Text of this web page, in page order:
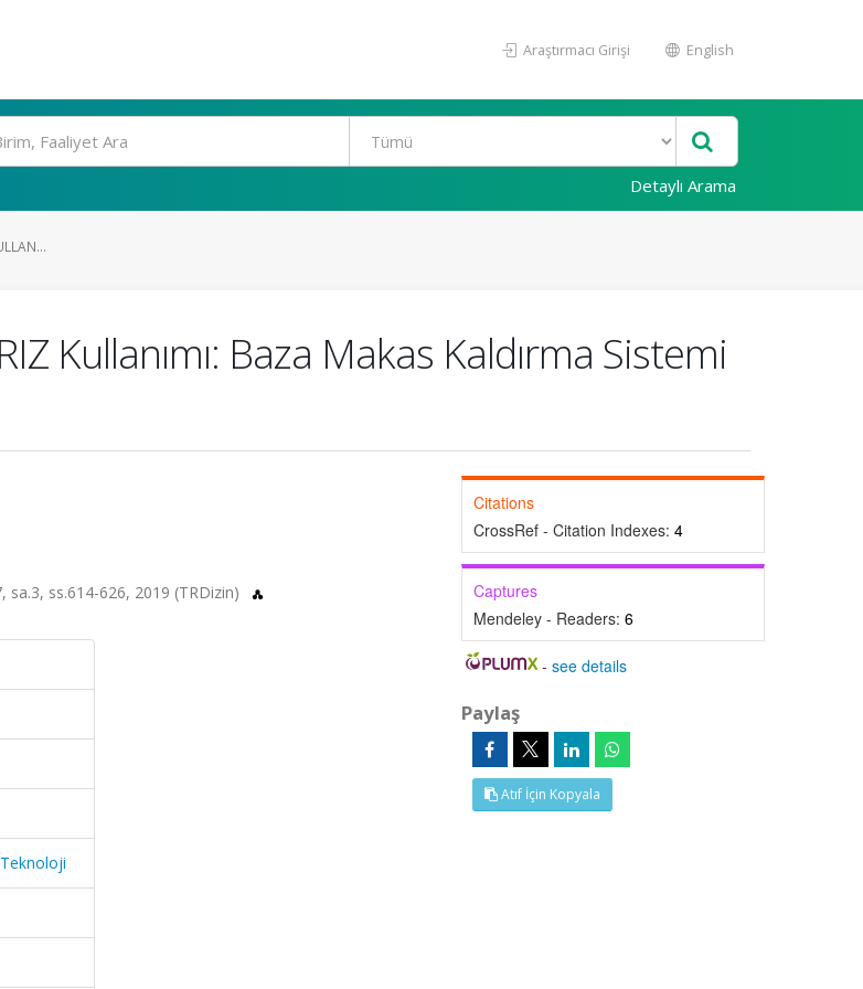
Araştırmacı Girişi English
Detaylı Arama
Kullanımı: Baza Makas Kaldırma Sistemi
sa.3, ss.614-626, 2019 (TRDizin)
Citations
CrossRef - Citation Indexes: 4
Captures
Mendeley - Readers: 6
-see details
Paylaş
Atıf İçin Kopyala